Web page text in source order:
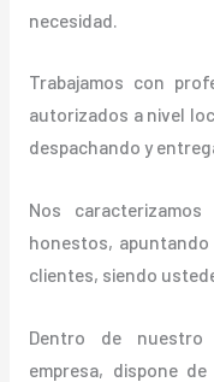
necesidad.
Trabajamos con
autorizados a nivel
despachando y
Nos
honestos,
clientes, siendo
Dentro de nuestro
empresa, dispone